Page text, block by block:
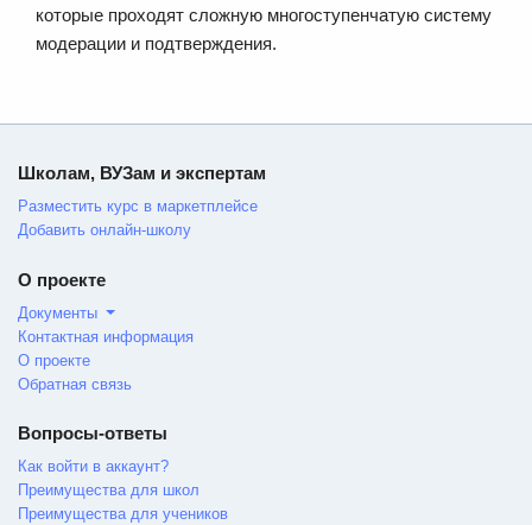
которые проходят сложную многоступенчатую систему
модерации и подтверждения.
Школам, ВУЗам и экспертам
Разместить курс в маркетплейсе
Добавить онлайн-школу
О проекте
Документы
Контактная информация
О проекте
Обратная связь
Вопросы-ответы
Как войти в аккаунт?
Преимущества для школ
Преимущества для учеников